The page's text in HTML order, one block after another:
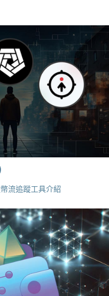
流追蹤工具介紹